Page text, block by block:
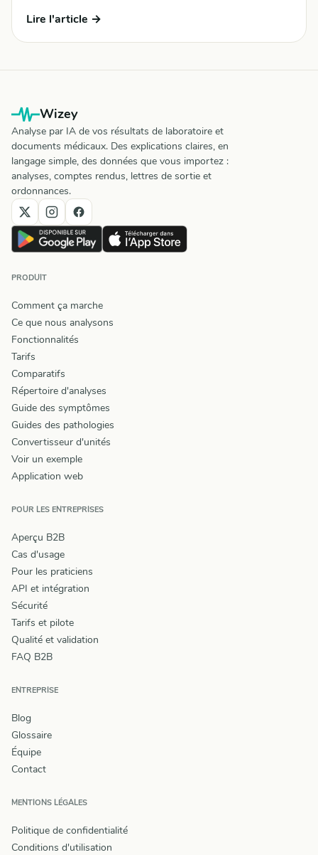
Lire l'article →
Wizey
Analyse par IA de vos résultats de laboratoire et
documents médicaux. Des explications claires, en
langage simple, des données que vous importez :
analyses, comptes rendus, lettres de sortie et
ordonnances.
PRODUIT
Comment ça marche
Ce que nous analysons
Fonctionnalités
Tarifs
Comparatifs
Répertoire d'analyses
Guide des symptômes
Guides des pathologies
Convertisseur d'unités
Voir un exemple
Application web
POUR LES ENTREPRISES
Aperçu B2B
Cas d'usage
Pour les praticiens
API et intégration
Sécurité
Tarifs et pilote
Qualité et validation
FAQ B2B
ENTREPRISE
Blog
Glossaire
Équipe
Contact
MENTIONS LÉGALES
Politique de confidentialité
Conditions d'utilisation